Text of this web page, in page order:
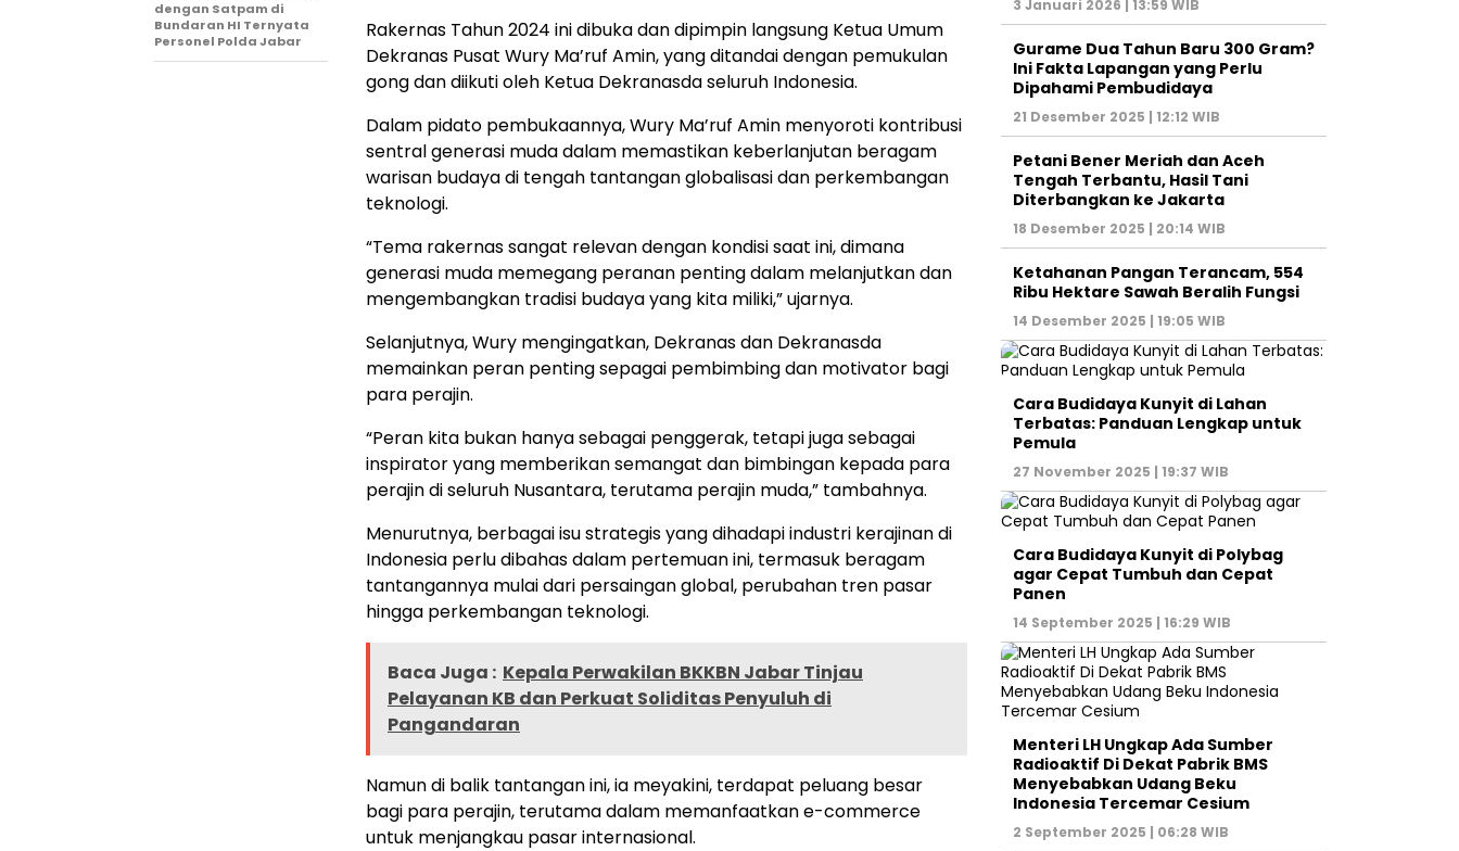
Rakernas Tahun 2024 ini dibuka dan dipimpin langsung Ketua Umum
Dekranas Pusat Wury Ma’ruf Amin, yang ditandai dengan pemukulan
gong dan diikuti oleh Ketua Dekranasda seluruh Indonesia.
Dalam pidato pembukaannya, Wury Ma’ruf Amin menyoroti kontribusi
sentral generasi muda dalam memastikan keberlanjutan beragam
warisan budaya di tengah tantangan globalisasi dan perkembangan
teknologi.
“Tema rakernas sangat relevan dengan kondisi saat ini, dimana
generasi muda memegang peranan penting dalam melanjutkan dan
mengembangkan tradisi budaya yang kita miliki,” ujarnya.
Selanjutnya, Wury mengingatkan, Dekranas dan Dekranasda
memainkan peran penting sepagai pembimbing dan motivator bagi
para perajin.
“Peran kita bukan hanya sebagai penggerak, tetapi juga sebagai
inspirator yang memberikan semangat dan bimbingan kepada para
perajin di seluruh Nusantara, terutama perajin muda,” tambahnya.
Menurutnya, berbagai isu strategis yang dihadapi industri kerajinan di
Indonesia perlu dibahas dalam pertemuan ini, termasuk beragam
tantangannya mulai dari persaingan global, perubahan tren pasar
hingga perkembangan teknologi.
Baca Juga : Kepala Perwakilan BKKBN Jabar Tinjau
Pelayanan KB dan Perkuat Soliditas Penyuluh di
Pangandaran
Namun di balik tantangan ini, ia meyakini, terdapat peluang besar
bagi para perajin, terutama dalam memanfaatkan e-commerce
untuk menjangkau pasar internasional.
dengan Satpam di
Bundaran HI Ternyata
Personel Polda Jabar
3 Januari 2026 | 13:59 WIB
Gurame Dua Tahun Baru 300 Gram?
Ini Fakta Lapangan yang Perlu
Dipahami Pembudidaya
21 Desember 2025 | 12:12 WIB
Petani Bener Meriah dan Aceh
Tengah Terbantu, Hasil Tani
Diterbangkan ke Jakarta
18 Desember 2025 | 20:14 WIB
Ketahanan Pangan Terancam, 554
Ribu Hektare Sawah Beralih Fungsi
14 Desember 2025 | 19:05 WIB
Cara Budidaya Kunyit di Lahan
Terbatas: Panduan Lengkap untuk
Pemula
27 November 2025 | 19:37 WIB
Cara Budidaya Kunyit di Polybag
agar Cepat Tumbuh dan Cepat
Panen
14 September 2025 | 16:29 WIB
Menteri LH Ungkap Ada Sumber
Radioaktif Di Dekat Pabrik BMS
Menyebabkan Udang Beku
Indonesia Tercemar Cesium
2 September 2025 | 06:28 WIB